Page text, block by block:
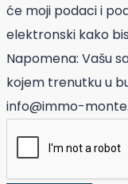
će moji podaci i
elektronski kako
Napomena: Vašu
kojem trenutku u
info@immo-